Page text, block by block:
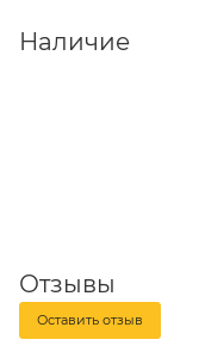
Наличие
Отзывы
Оставить отзыв